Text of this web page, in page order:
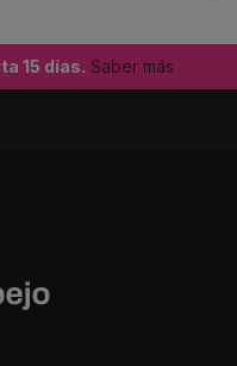
15 días. Saber más